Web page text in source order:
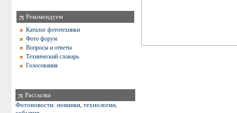
Рекомендуем
Каталог фототехники
Фото форум
Вопросы и ответы
Технический словарь
Голосования
Рассылка
Фотоновости: новинки, технологии,